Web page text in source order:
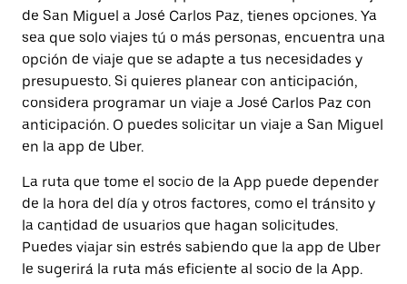
de San Miguel a José Carlos Paz, tienes opciones. Ya
sea que solo viajes tú o más personas, encuentra una
opción de viaje que se adapte a tus necesidades y
presupuesto. Si quieres planear con anticipación,
considera programar un viaje a José Carlos Paz con
anticipación. O puedes solicitar un viaje a San Miguel
en la app de Uber.
La ruta que tome el socio de la App puede depender
de la hora del día y otros factores, como el tránsito y
la cantidad de usuarios que hagan solicitudes.
Puedes viajar sin estrés sabiendo que la app de Uber
le sugerirá la ruta más eficiente al socio de la App.